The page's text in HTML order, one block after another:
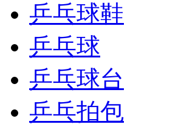
乒乓球鞋
乒乓球
乒乓球台
乒乓拍包